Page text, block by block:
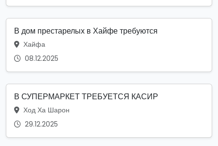
В дом престарелых в Хайфе требуются
Хайфа
08.12.2025
В СУПЕРМАРКЕТ ТРЕБУЕТСЯ КАСИР
Ход Ха Шарон
29.12.2025